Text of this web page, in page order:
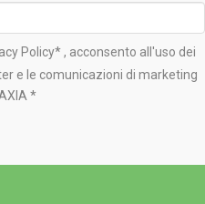
Policy*, acconsento all'uso dei
e le comunicazioni di marketing
*